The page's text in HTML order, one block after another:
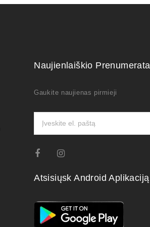
Naujienlaiškio Prenumerata
Gaukite naujienas pirmieji
Atsisiųsk Android Aplikaciją